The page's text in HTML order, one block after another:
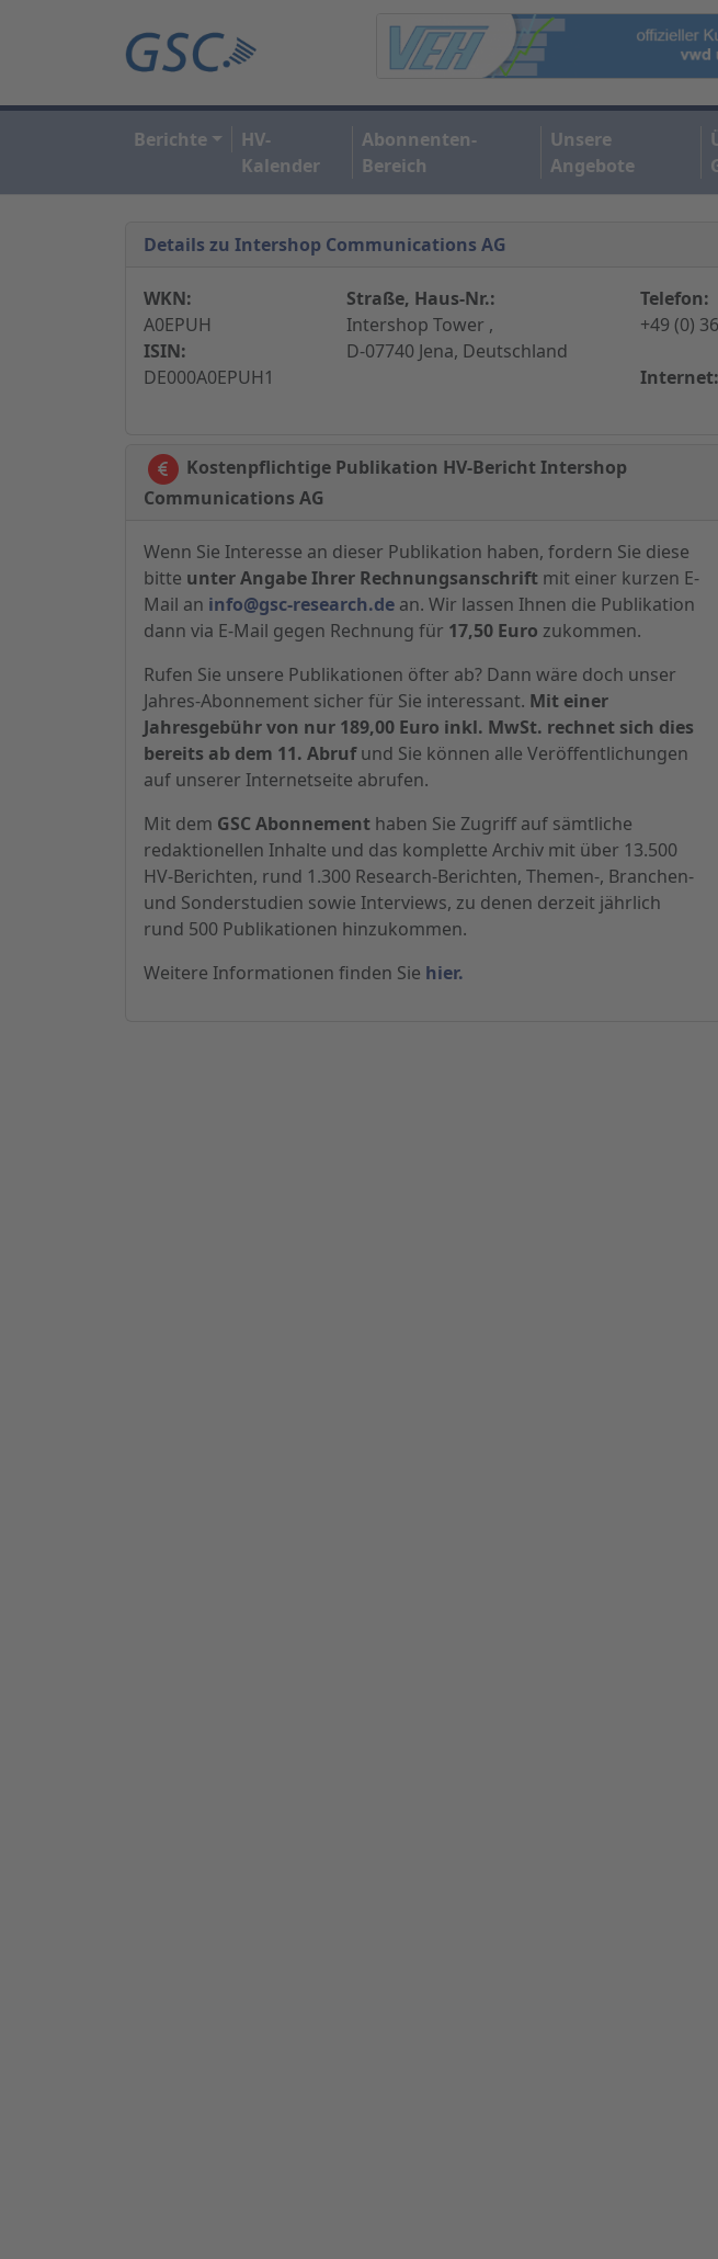
Berichte
HV-
Kalender
Abonnenten-
Bereich
Unsere
Angebote
Details zu Intershop Communications AG
WKN:
A0EPUH
ISIN:
DE000A0EPUH1
Straße, Haus-Nr.:
Intershop Tower ,
D-07740 Jena, Deutschland
Telefon:
+49 (0)
Internet:
Kostenpflichtige Publikation HV-Bericht Intershop
Communications AG
Wenn Sie Interesse an dieser Publikation haben, fordern Sie diese
bitte unter Angabe Ihrer Rechnungsanschrift mit einer kurzen E-
Mail an info@gsc-research.de an. Wir lassen Ihnen die Publikation
dann via E-Mail gegen Rechnung für 17,50 Euro zukommen.
Rufen Sie unsere Publikationen öfter ab? Dann wäre doch unser
Jahres-Abonnement sicher für Sie interessant. Mit einer
Jahresgebühr von nur 189,00 Euro inkl. MwSt. rechnet sich dies
bereits ab dem 11. Abrufund Sie können alle Veröffentlichungen
auf unserer Internetseite abrufen.
Mit dem GSC Abonnement haben Sie Zugriff auf sämtliche
redaktionellen Inhalte und das komplette Archiv mit über 13.500
HV-Berichten, rund 1.300 Research-Berichten, Themen-, Branchen-
und Sonderstudien sowie Interviews, zu denen derzeit jährlich
rund 500 Publikationen hinzukommen.
Weitere Informationen finden Sie hier.